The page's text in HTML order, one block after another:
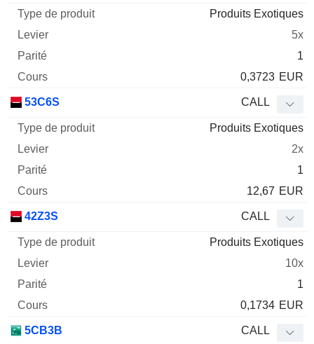
Produits Exotiques
5x
1
0,3723 EUR
53C6S CALL
Produits Exotiques
2x
1
12,67 EUR
42Z3S CALL
Produits Exotiques
10x
1
0,1734 EUR
5CB3B CALL